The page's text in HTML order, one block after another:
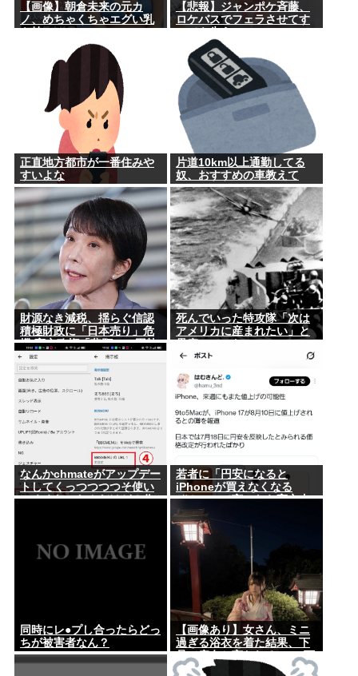
【画像】朝倉未来の元カ
ノ、めちゃくちゃエグい乳
【悲報】ジャンポケ斉藤、
ロケバスでフェラさせてす
正直地方都市が一番住みや
すいよな
片道10km以上通勤してる
奴、おすすめの車教えて
財源なき減税、揺らぐ信認
積極財政に「日本売り」危
機 高市政権「悲願」に固執
〔深層探訪〕
死んでいった特攻隊「次は
アメリカに産まれたい」と
なんかchmateがアップデー
トしてくっつつつつそ使い
にくくなったんだけど？作
若者に「円安になると
iPhoneが買えなくなる
ぞ！」って言ったら高市支
持する奴減りそうだよな
同時にレ●プし合ったらどっ
ちが被害者なん？
【画像あり】女さん、ミニ
過ぎる浴衣を着た結果、下
品で痴女と言われる→2.4万
いいね